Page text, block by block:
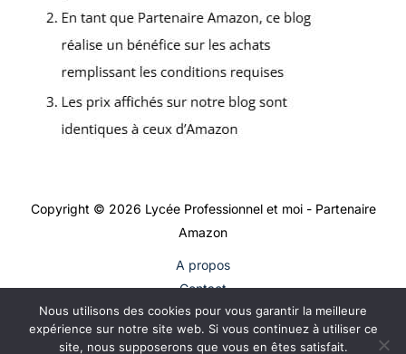
Copyright © 2026 Lycée Professionnel et moi - Partenaire
Amazon
A propos
Contact
Plan du site
Mentions légales
Nous utilisons des cookies pour vous garantir la meilleure
expérience sur notre site web. Si vous continuez à utiliser ce
site, nous supposerons que vous en êtes satisfait.